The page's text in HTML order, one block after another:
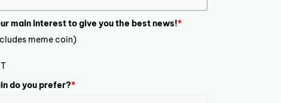
main interest to give you the best news!*
meme coin)
do you prefer?*